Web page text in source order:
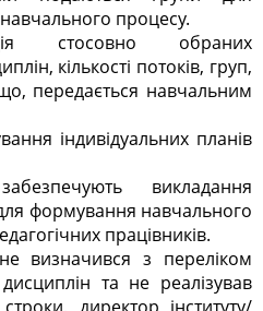
процесу.
стосовно обраних
кількості потоків, груп,
передається навчальним
індивідуальних планів
викладання
формування навчального
працівників.
визначився з переліком
та не реалізував